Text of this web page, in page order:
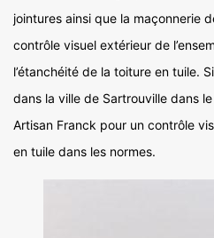
jointures ainsi que la maçonnerie
contrôle visuel extérieur de
l’étanchéité de la toiture en tuile.
dans la ville de Sartrouville dans
Artisan Franck pour un contrôle
en tuile dans les normes.